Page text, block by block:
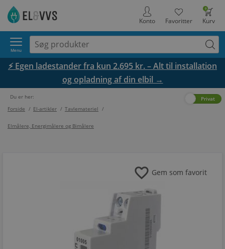
0
Kurv
Favoritter
Konto
Menu
⚡ Egen ladestander fra kun 2.695 kr. – Alt til installation
og opladning af din elbil →
Du er her:
Forside / El-artikler / Tavlemateriel /
Elmålere, Energimålere og Bimålere
Privat
favorite Gem som favorit